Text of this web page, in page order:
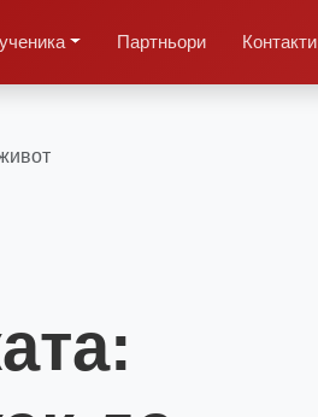
Партньори Контакти